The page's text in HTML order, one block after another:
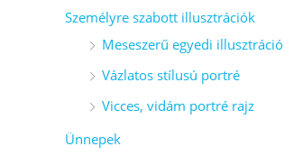
e
Személyre szabott illusztrációk
Meseszerű egyedi illusztráció
Vázlatos stílusú portré
Vicces, vidám portré rajz
Ünnepek